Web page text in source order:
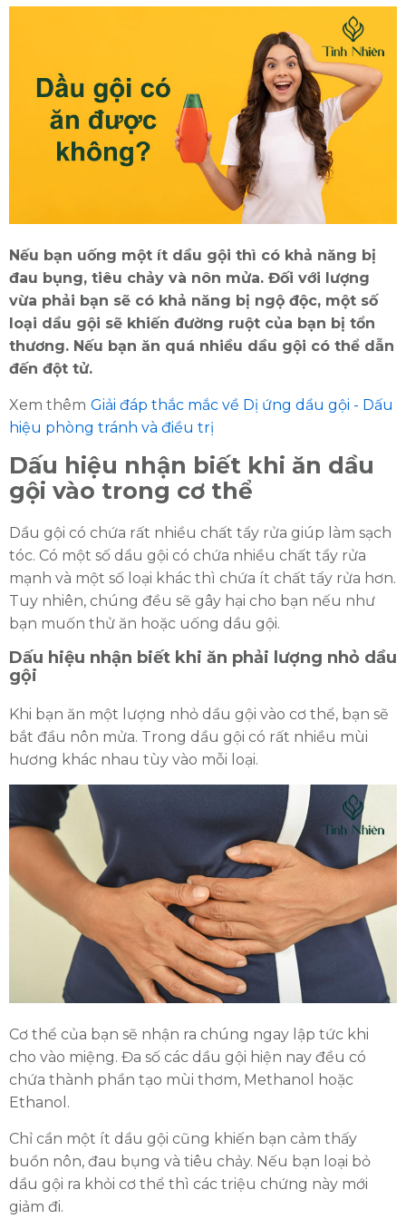
Nếu bạn uống một ít dầu gội thì có khả năng bị
đau bụng, tiêu chảy và nôn mửa. Đối với lượng
vừa phải bạn sẽ có khả năng bị ngộ độc, một số
loại dầu gội sẽ khiến đường ruột của bạn bị tổn
thương. Nếu bạn ăn quá nhiều dầu gội có thể dẫn
đến đột tử.
Xem thêm Giải đáp thắc mắc về Dị ứng dầu gội - Dấu
hiệu phòng tránh và điều trị
Dấu hiệu nhận biết khi ăn dầu
gội vào trong cơ thể
Dầu gội có chứa rất nhiều chất tẩy rửa giúp làm sạch
tóc. Có một số dầu gội có chứa nhiều chất tẩy rửa
mạnh và một số loại khác thì chứa ít chất tẩy rửa hơn.
Tuy nhiên, chúng đều sẽ gây hại cho bạn nếu như
bạn muốn thử ăn hoặc uống dầu gội.
Dấu hiệu nhận biết khi ăn phải lượng nhỏ dầu
gội
Khi bạn ăn một lượng nhỏ dầu gội vào cơ thể, bạn sẽ
bắt đầu nôn mửa. Trong dầu gội có rất nhiều mùi
hương khác nhau tùy vào mỗi loại.
Cơ thể của bạn sẽ nhận ra chúng ngay lập tức khi
cho vào miệng. Đa số các dầu gội hiện nay đều có
chứa thành phần tạo mùi thơm, Methanol hoặc
Ethanol.
Chỉ cần một ít dầu gội cũng khiến bạn cảm thấy
buồn nôn, đau bụng và tiêu chảy. Nếu bạn loại bỏ
dầu gội ra khỏi cơ thể thì các triệu chứng này mới
giảm đi.
ĐĂNG KÝ TƯ VẤN MIỄN PHÍ
HOÀN THÀNH
Đăng ký tư vấn trực tiếp 24/7:
0335587487